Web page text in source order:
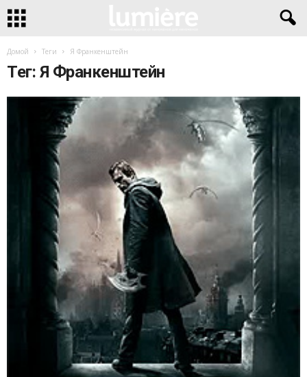
Домой Теги Я Франкенштейн
Тег: Я Франкенштейн